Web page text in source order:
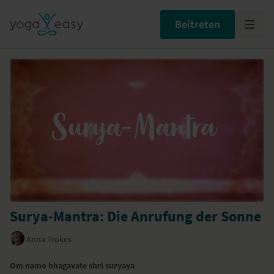
Beitreten
Surya-Mantra: Die Anrufung der Sonne
Anna Trökes
Om namo bhagavate shri suryaya